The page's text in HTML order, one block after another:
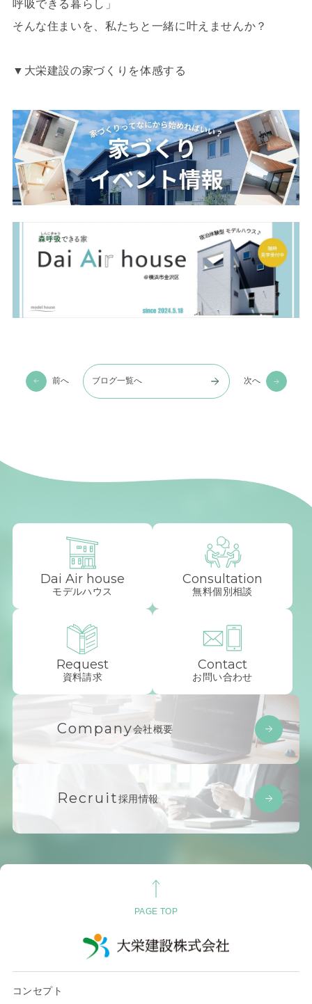
呼吸できる暮らし」
そんな住まいを、私たちと一緒に叶えませんか？
▼大栄建設の家づくりを体感する
前へ ブログ一覧へ 次へ
Dai Air house
モデルハウス
Consultation
無料個別相談
Request
資料請求
Contact
お問い合わせ
Company会社概要
Recruit採用情報
PAGE TOP
コンセプト